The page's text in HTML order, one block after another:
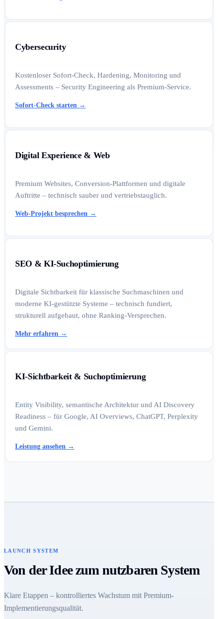
Cybersecurity
Kostenloser Sofort-Check, Hardening, Monitoring und
Assessments – Security Engineering als Premium-Service.
Sofort-Check starten →
Digital Experience & Web
Premium Websites, Conversion-Plattformen und digitale
Auftritte – technisch sauber und vertriebstauglich.
Web-Projekt besprechen →
SEO & KI-Suchoptimierung
Digitale Sichtbarkeit für klassische Suchmaschinen und
moderne KI-gestützte Systeme – technisch fundiert,
strukturell aufgebaut, ohne Ranking-Versprechen.
Mehr erfahren →
KI-Sichtbarkeit & Suchoptimierung
Entity Visibility, semantische Architektur und AI Discovery
Readiness – für Google, AI Overviews, ChatGPT, Perplexity
und Gemini.
Leistung ansehen →
LAUNCH SYSTEM
Von der Idee zum nutzbaren System
Klare Etappen – kontrolliertes Wachstum mit Premium-
Implementierungsqualität.